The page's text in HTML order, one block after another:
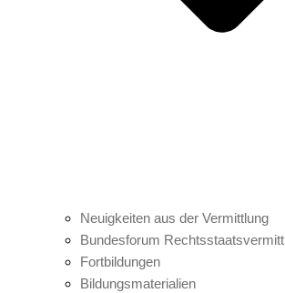
Neuigkeiten aus der Vermittlung
Bundesforum
Fortbildungen
Bildungsmaterialien